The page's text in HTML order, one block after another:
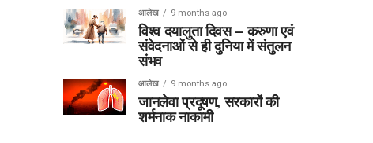
आलेख 9 months ago
विश्व दयालुता दिवस – करुणा एवं
संवेदनाओं से ही दुनिया में संतुलन
संभव
आलेख 9 months ago
जानलेवा प्रदूषण, सरकारों की
शर्मनाक नाकामी